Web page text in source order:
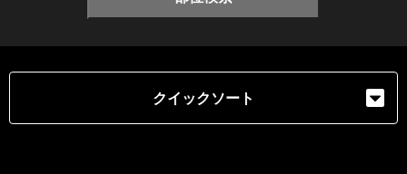
クイックソート